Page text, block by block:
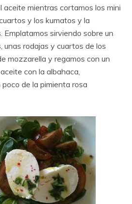
aceite mientras cortamos los mini
y los kumatos y la
Emplatamos sirviendo sobre un
unas rodajas y cuartos de los
mozzarella y regamos con un
con la albahaca,
de la pimienta rosa